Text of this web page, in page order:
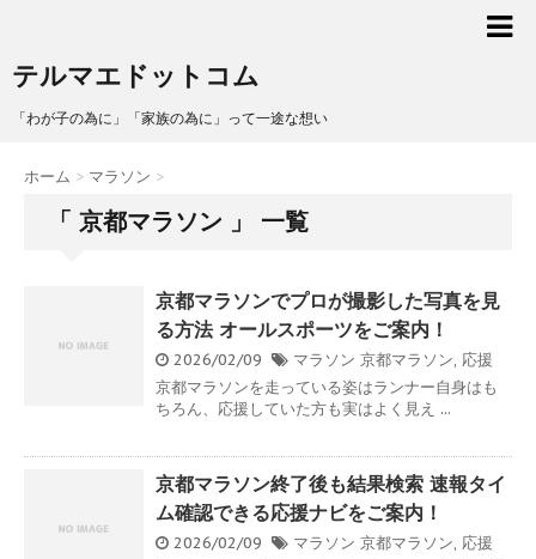
テルマエドットコム
「わが子の為に」「家族の為に」って一途な想い
ホーム > マラソン >
「 京都マラソン 」 一覧
京都マラソンでプロが撮影した写真を見
る方法 オールスポーツをご案内！
2026/02/09 マラソン 京都マラソン, 応援
京都マラソンを走っている姿はランナー自身はも
ちろん、応援していた方も実はよく見え ...
京都マラソン終了後も結果検索 速報タイ
ム確認できる応援ナビをご案内！
2026/02/09 マラソン 京都マラソン, 応援